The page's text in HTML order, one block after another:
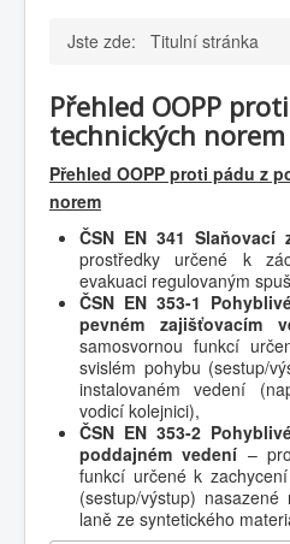
Jste zde: Titulní stránka
Přehled OOPP
technických norem
Přehled OOPP proti pádu z
norem
ČSN EN 341 Slaňovací
prostředky určené k
evakuaci regulovaným
ČSN EN 353-1
pevném zajišťovacím
samosvornou funkcí
svislém pohybu (sestup/
instalovaném vedení
vodicí kolejnici),
ČSN EN 353-2
poddajném vedení –
funkcí určené k
(sestup/výstup)
laně ze syntetického